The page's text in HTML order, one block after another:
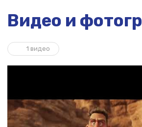
Видео и
1 видео